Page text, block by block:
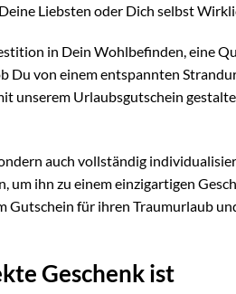
Liebsten oder Dich selbst
in Dein Wohlbefinden, eine
Du von einem entspannten
unserem Urlaubsgutschein
auch vollständig
um ihn zu einem einzigartigen
Gutschein für ihren Traumurlaub
Geschenk ist